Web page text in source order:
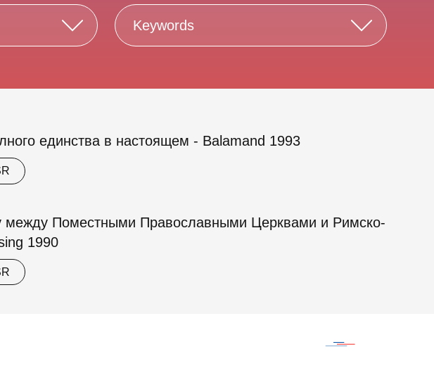
Keywords
единства в настоящем - Balamand 1993
между Поместными Православными Церквами и Римско-
1990